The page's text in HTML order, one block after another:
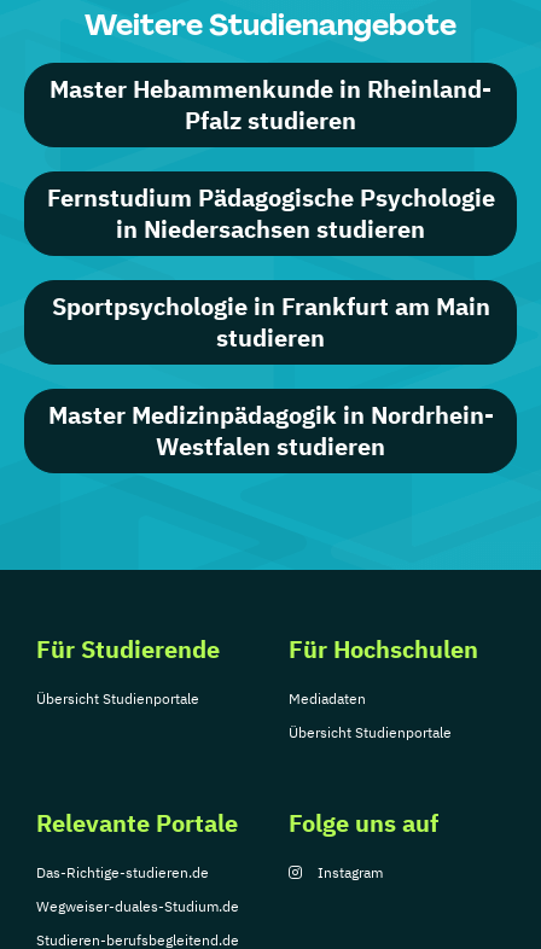
Weitere Studienangebote
Master Hebammenkunde in Rheinland-
Pfalz studieren
Fernstudium Pädagogische Psychologie
in Niedersachsen studieren
Sportpsychologie in Frankfurt am Main
studieren
Master Medizinpädagogik in Nordrhein-
Westfalen studieren
Für Studierende
Übersicht Studienportale
Für Hochschulen
Mediadaten
Übersicht Studienportale
Relevante Portale
Das-Richtige-studieren.de
Wegweiser-duales-Studium.de
Studieren-berufsbegleitend.de
Folge uns auf
Instagram